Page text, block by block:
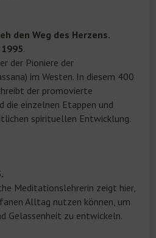
den Weg des Herzens.
.
der Pioniere der
im Westen. In diesem 400
der promovierte
die einzelnen Etappen und
spirituellen Entwicklung.
Meditationslehrerin zeigt hier,
Alltag nutzen können, um
Gelassenheit zu entwickeln.